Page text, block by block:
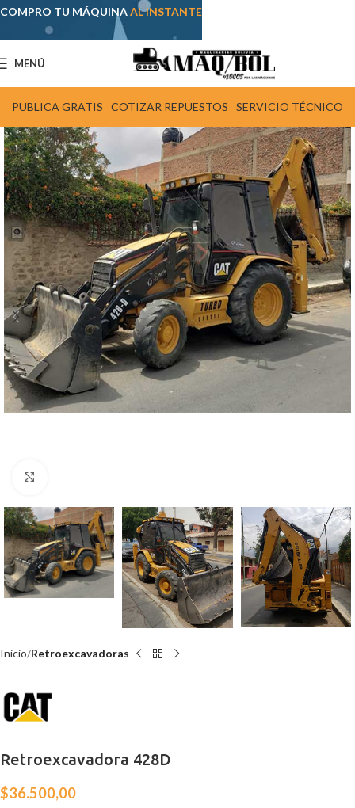
MENÚ
PUBLICA GRATIS COTIZAR REPUESTOS SERVICIO TÉCNICO
Inicio Retroexcavadoras
Retroexcavadora 428D
$36.500,00
COMPRO TU MÁQUINAAL INSTANTE